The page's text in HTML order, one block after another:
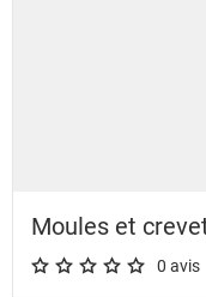
Moules et
A star rating of 0 out
0 avis